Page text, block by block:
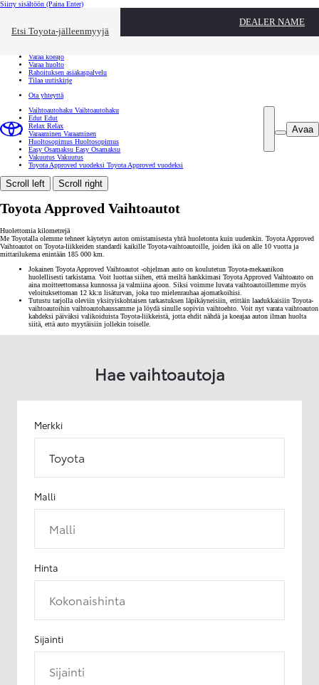
Siirry sisältöön (Paina Enter)
Etsi Toyota-jälleenmyyjä
DEALER NAME
Toyota palvelee Sulje
Varaa koeajo
Varaa huolto
Rahoituksen asiakaspalvelu
Tilaa uutiskirje
Ota yhteyttä
Avaa
Vaihtoautohaku Vaihtoautohaku
Edut Edut
Relax Relax
Varaaminen Varaaminen
Huoltosopimus Huoltosopimus
Easy Osamaksu Easy Osamaksu
Vakuutus Vakuutus
Toyota Approved vuodeksi Toyota Approved vuodeksi
Scroll left Scroll right
Toyota Approved Vaihtoautot
Huolettomia kilometrejä
Me Toyotalla olemme tehneet käytetyn auton omistamisesta yhtä huoletonta kuin uudenkin. Toyota Approved
Vaihtoautot on Toyota-liikkeiden standardi kaikille Toyota-vaihtoautoille, joiden ikä on alle 10 vuotta ja
mittarilukema enintään 185 000 km.
Jokainen Toyota Approved Vaihtoautot -ohjelman auto on koulutetun Toyota-mekaanikon
huolellisesti tarkistama. Voit luottaa siihen, että meiltä hankkimasi Toyota Approved Vaihtoauto on
aina moitteettomassa kunnossa ja valmiina ajoon. Siksi voimme luvata vaihtoautoillemme myös
veloituksettoman 12 kk:n lisäturvan, joka tuo mielenrauhaa ajomatkoihisi.
Tutustu tarjolla oleviin yksityiskohtaisen tarkastuksen läpikäyneisiin, erittäin laadukkaisiin Toyota-
vaihtoautoihin vaihtoautohaussamme ja löydä sinulle sopivin vaihtoehto. Voit nyt varata vaihtoauton
kahdeksi päiväksi valikoiduista Toyota-liikkeistä, jotta ehdit nähdä ja koeajaa auton ilman huolta
siitä, että auto myytäisiin jollekin toiselle.
Hae vaihtoautoja
Merkki
Toyota
Malli
Malli
Hinta
Kokonaishinta
Sijainti
Sijainti